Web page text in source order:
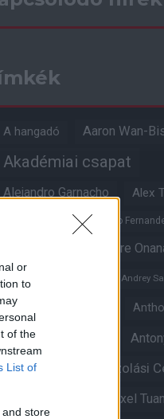
or
to
of the
List of
store
A hangadó Aaron Wan-
Akadémiai csapat
Alejandro Garnacho Alex
Alvaro
Andre
Andreas Pereira
Andrey
Angol válogatott
Anthony Martial
Aston Villa Átigazolási
Axel